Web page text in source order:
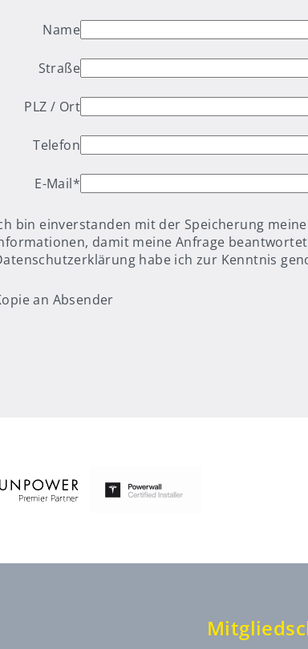
Name
Straße
PLZ / Ort
Telefon
E-Mail*
*
bin einverstanden mit der Speicherung
damit meine Anfrage
habe ich zur Kenntnis
an an Absender